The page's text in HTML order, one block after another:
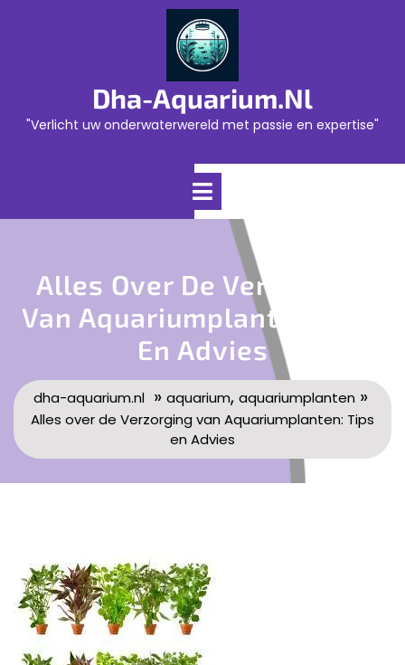
Dha-Aquarium.nl
"Verlicht uw onderwaterwereld met passie en expertise"
Open
Alles Over De Verzorging
Van Aquariumplanten: Tips
En Advies
dha-aquarium.nl» aquarium, aquariumplanten »
Alles over de Verzorging van Aquariumplanten: Tips
en Advies